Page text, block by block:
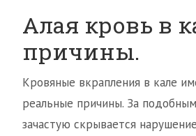
Алая кровь в
причины.
Кровяные вкрапления в кале
реальные причины. За
зачастую скрывается